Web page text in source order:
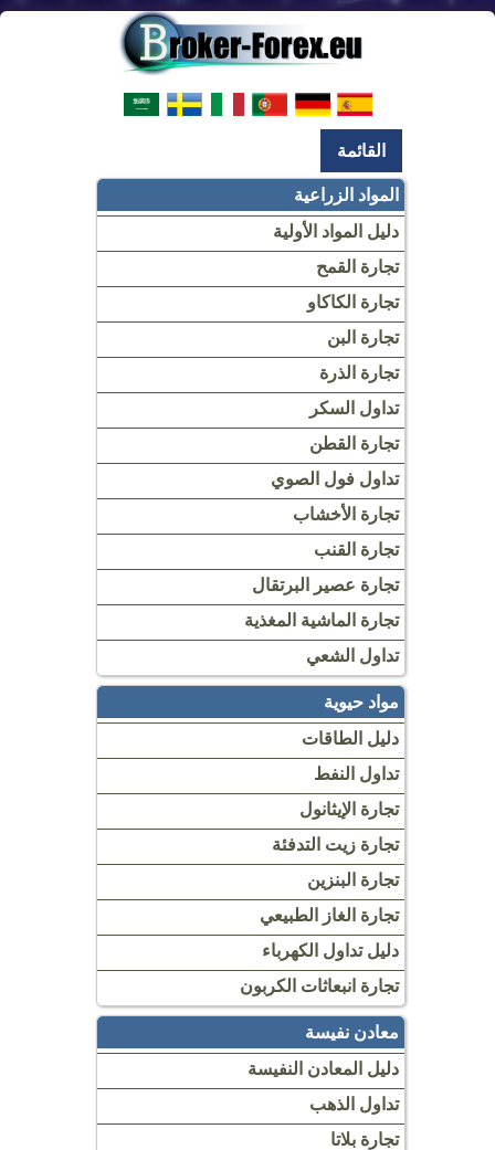
القائمة
المواد الزراعية
دليل المواد الأولية
تجارة القمح
تجارة الكاكاو
تجارة البن
تجارة الذرة
تداول السكر
تجارة القطن
تداول فول الصوي
تجارة الأخشاب
تجارة القنب
تجارة عصير البرتقال
تجارة الماشية المغذية
تداول الشعي
مواد حيوية
دليل الطاقات
تداول النفط
تجارة الإيثانول
تجارة زيت التدفئة
تجارة البنزين
تجارة الغاز الطبيعي
دليل تداول الكهرباء
تجارة انبعاثات الكربون
معادن نفيسة
دليل المعادن النفيسة
تداول الذهب
تجارة بلاتا